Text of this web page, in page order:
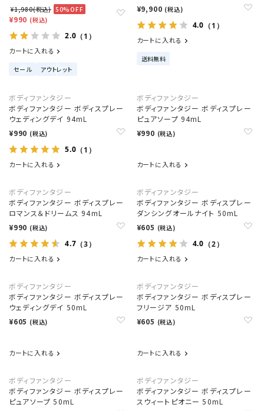
¥1,980(税込) 50%OFF
¥990 (税込)
2.0 （1）
カートに入れる
セール アウトレット
¥9,900 (税込)
4.0 （1）
カートに入れる
送料無料
ボディファンタジー
ボディファンタジー ボディスプレー
ウェディングデイ 94mL
¥990 (税込)
5.0 （1）
カートに入れる
ボディファンタジー
ボディファンタジー ボディスプレー
ピュアソープ 94mL
¥990 (税込)
カートに入れる
ボディファンタジー
ボディファンタジー ボディスプレー
ロマンス＆ドリームス 94mL
¥990 (税込)
4.7 （3）
カートに入れる
ボディファンタジー
ボディファンタジー ボディスプレー
ダンシングオールナイト 50mL
¥605 (税込)
4.0 （2）
カートに入れる
ボディファンタジー
ボディファンタジー ボディスプレー
ウェディングデイ 50mL
¥605 (税込)
カートに入れる
ボディファンタジー
ボディファンタジー ボディスプレー
フリージア 50mL
¥605 (税込)
カートに入れる
ボディファンタジー
ボディファンタジー ボディスプレー
ピュアソープ 50mL
ボディファンタジー
ボディファンタジー ボディスプレー
スウィートピオニー 50mL